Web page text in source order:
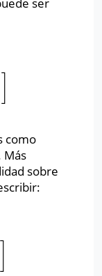
como
Más
sobre